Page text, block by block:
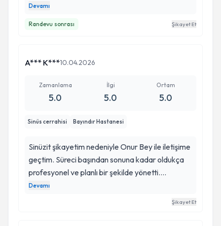
enfeksiyonu geçirelim sonra ameliyat konuşuruz
adına yaptığını söylemeliyim. Şu an artık çok
rahat nefes alabiliyorum ve burun şeklim de Onur
emeğinize sağlık hocam. Başarılar diliyorum.
başvurabilirsiniz.
Devamı
Randevu sonrası Şikayet Et
A*** K***10.04.2026
Zamanlama
5.0
İlgi
5.0
Ortam
5.0
Sinüs cerrahisi Bayındır Hastanesi
Sinüzit şikayetim nedeniyle Onur Bey ile iletişime
geçtim. Süreci başından sonuna kadar oldukça
profesyonel ve planlı bir şekilde yönetti.
Öncelikle ilaç tedavisi uygulandı, ardından gerekli
görülen sinüs ameliyatı başarıyla gerçekleştirildi.
Devamı
Şikayet Et